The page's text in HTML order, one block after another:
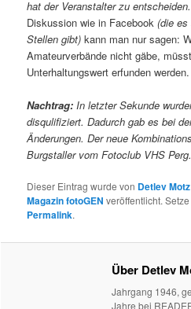
hat der Veranstalter zu entscheiden.
Diskussion wie in Facebook (die es
Stellen gibt) kann man nur sagen:
Amateurverbände nicht gäbe,
Unterhaltungswert erfunden werden.
Nachtrag: In letzter Sekunde
disqulifiziert. Dadurch gab es bei
Änderungen. Der neue
Burgstaller vom Fotoclub VHS
Dieser Eintrag wurde von Detlev Motz
Magazin fotoGEN veröffentlicht.
Permalink.
Über Detlev
Jahrgang 1946,
Jahre bei